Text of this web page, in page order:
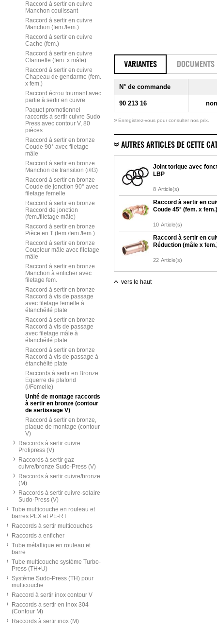
Raccord à sertir en cuivre
Manchon coulissant
Raccord à sertir en cuivre
Manchon (fem./fem.)
Raccord à sertir en cuivre
Cache (fem.)
Raccord à sertir en cuivre
Clarinette (fem. x mâle)
Raccord à sertir en cuivre
Chapeau de gendarme (fem.
x fem.)
Raccord écrou tournant avec
partie à sertir en cuivre
Paquet promotionnel
raccords à sertir cuivre Sudo
Press avec contour V, 80
pièces
Raccord à sertir en bronze
Coude 90° avec filetage
mâle
Raccord à sertir en bronze
Manchon de transition (i/IG)
Raccord à sertir en bronze
Coude de jonction 90° avec
filetage femelle
Raccord à sertir en bronze
Raccord de jonction
(fem./filetage mâle)
Raccord à sertir en bronze
Pièce en T (fem./fem./fem.)
Raccord à sertir en bronze
Coupleur mâle avec filetage
mâle
Raccord à sertir en bronze
Manchon à enficher avec
filetage fem.
Raccord à sertir en bronze
Raccord à vis de passage
avec filetage femelle à
étanchéité plate
Raccord à sertir en bronze
Raccord à vis de passage
avec filetage mâle à
étanchéité plate
Raccord à sertir en bronze
Raccord à vis de passage à
étanchéité plate
Raccords à sertir en Bronze
Equerre de plafond
(i/Femelle)
Unité de montage raccords
à sertir en bronze (contour
de sertissage V)
Raccord à sertir en bronze,
plaque de montage (contour
V)
Raccords à sertir cuivre
Profipress (V)
Raccords à sertir gaz
cuivre/bronze Sudo-Press (V)
Raccords à sertir cuivre/bronze
(M)
Raccords à sertir cuivre-solaire
Sudo-Press (V)
Tube multicouche en rouleau et
barres PEX et PE-RT
Raccords à sertir multicouches
Raccords à enficher
Tube métallique en rouleau et
barre
Tube multicouche système Turbo-
Press (TH+U)
Système Sudo-Press (TH) pour
multicouche
Raccord à sertir inox contour V
Raccords à sertir en inox 304
(Contour M)
Raccords à sertir inox (M)
VARIANTES DOCUMENTS
N° de commande
90 213 16
» Enregistrez-vous pour consulter nos prix.
AUTRES ARTICLES DE CETTE
Joint torique avec
LBP
8 Article(s)
Raccord à sertir en
Coude 45° (fem. x fem.)
10 Article(s)
Raccord à sertir en
Réduction (mâle x
22 Article(s)
vers le haut